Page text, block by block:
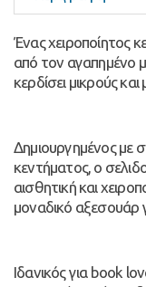
Ένας χειροποίητος
από τον αγαπημένο
κερδίσει μικρούς
Δημιουργημένος με
κεντήματος, ο
αισθητική και
μοναδικό αξεσουάρ
Ιδανικός για book